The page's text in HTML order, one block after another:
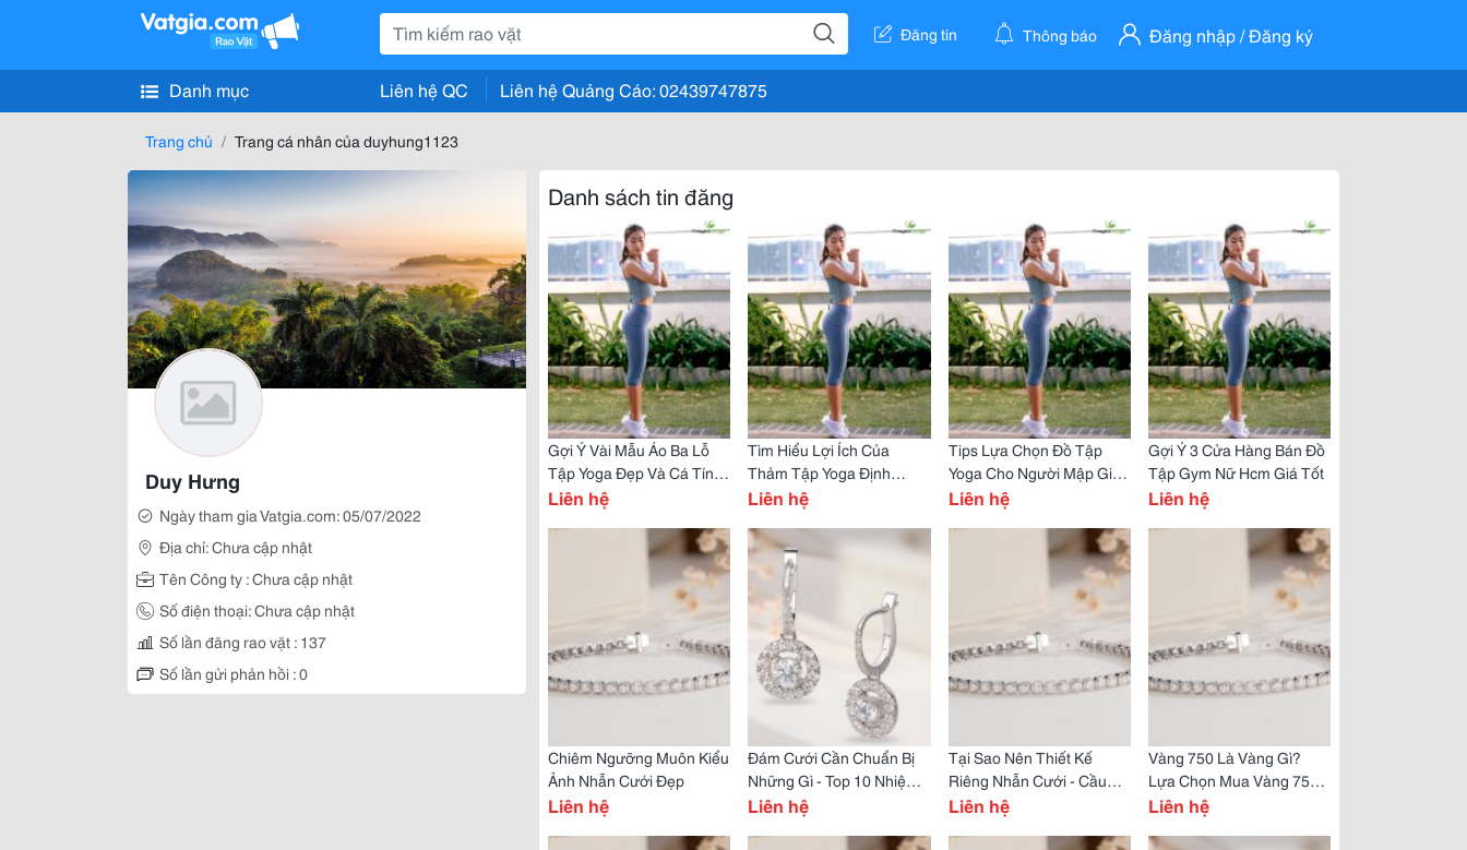
Đăng tin Thông báo Đăng nhập / Đăng ký
Danh mục Liên hệ QC Liên hệ Quảng Cáo: 02439747875
Trang chủ Trang cá nhân của duyhung1123
Duy Hưng
Ngày tham gia Vatgia.com: 05/07/2022
Địa chỉ: Chưa cập nhật
Tên Công ty : Chưa cập nhật
Số điện thoại: Chưa cập nhật
Số lần đăng rao vặt : 137
Số lần gửi phản hồi : 0
Danh sách tin đăng
Gợi Ý Vài Mẫu Áo Ba Lỗ
Tập Yoga Đẹp Và Cá Tính
Cho Các Bạn Nữ
Liên hệ
Tìm Hiểu Lợi Ích Của
Thảm Tập Yoga Định
Tuyến
Liên hệ
Tips Lựa Chọn Đồ Tập
Yoga Cho Người Mập Giúp
Bạn Luôn Tự Tin Tỏa
Liên hệ
Gợi Ý 3 Cửa Hàng Bán Đồ
Tập Gym Nữ Hcm Giá Tốt
Liên hệ
Chiêm Ngưỡng Muôn Kiểu
Ảnh Nhẫn Cưới Đẹp
Liên hệ
Đám Cưới Cần Chuẩn Bị
Những Gì - Top 10 Nhiệm
Vụ Quan Trọng Để Có
Liên hệ
Tại Sao Nên Thiết Kế
Riêng Nhẫn Cưới - Cầu
Hôn? Địa Chỉ Đáng Tin
Liên hệ
Vàng 750 Là Vàng Gì?
Lựa Chọn Mua Vàng 750
Để Làm Trang Sức Có
Liên hệ